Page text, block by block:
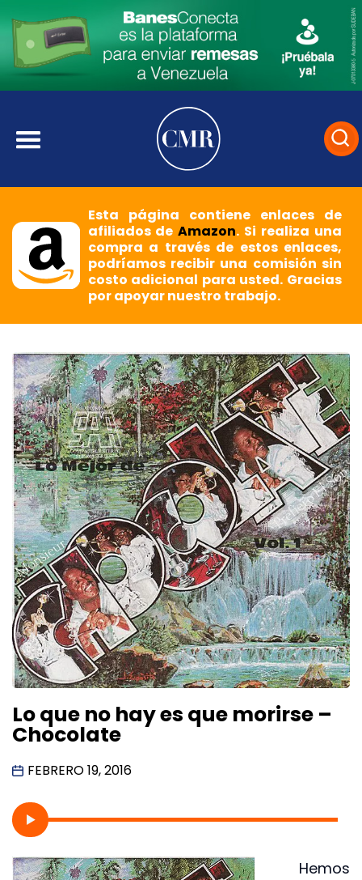
Esta página contiene enlaces de
afiliados deAmazon. Si realiza una
compra a través de estos enlaces,
podríamos recibir una comisión sin
costo adicional para usted. Gracias
por apoyar nuestro trabajo.
Lo que no hay es que morirse –
Chocolate
FEBRERO 19, 2016
Hemos